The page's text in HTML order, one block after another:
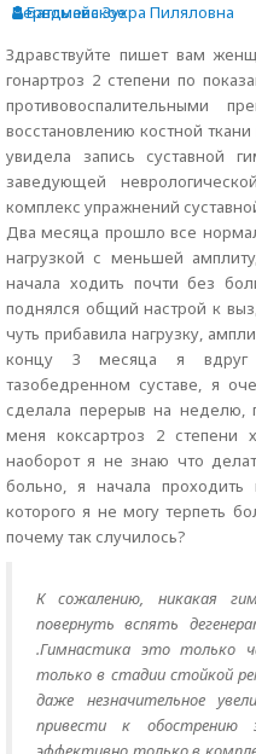
Первомайское
Батдыева Зухра Пиляловна
Здравствуйте пишет вам
гонартроз 2 степени по
противовоспалительными
восстановлению костной
увидела запись суставной
заведующей
комплекс упражнений
Два месяца прошло все
нагрузкой с меньшей
начала ходить почти без
поднялся общий настрой к
чуть прибавила нагрузку,
концу 3 месяца я вдруг
тазобедренном суставе, я
сделала перерыв на неделю,
меня коксартроз 2 степени
наоборот я не знаю что
больно, я начала
которого я не могу терпеть
почему так случилось?
К сожалению, никакая
повернуть вспять
.Гимнастика это только
только в стадии стойкой
даже незначительное
привести к обострению